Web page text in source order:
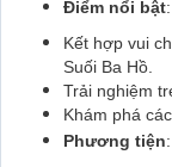
Điểm nổi bật:
Kết hợp vui
Suối Ba Hồ.
Trải nghiệm
Khám phá
Phương tiện